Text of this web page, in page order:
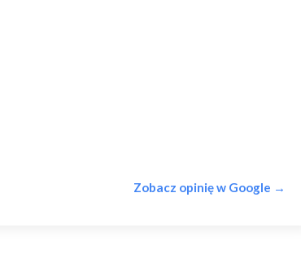
Zobacz opinię w Google →